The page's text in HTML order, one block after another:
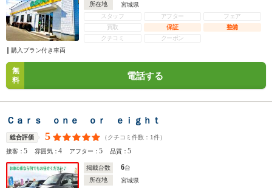
所在地
宮城県
スタッフ
アフター
フェア
買取
保証
整備
クチコミ
クーポン
購入プラン付き車両
無
料
電話する
Ｃａｒｓ ｏｎｅ ｏｒ ｅｉｇｈｔ
総合評価 5 （クチコミ件数： 1件）
接客：5 雰囲気：4 アフター：5 品質：5
掲載台数 6台
所在地
宮城県